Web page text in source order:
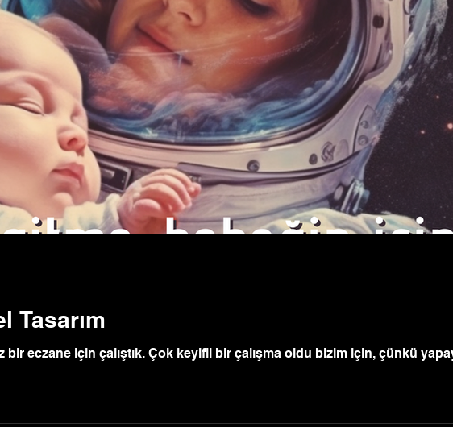
Tasarım
bir eczane için çalıştık. Çok keyifli bir çalışma oldu bizim için, çünkü